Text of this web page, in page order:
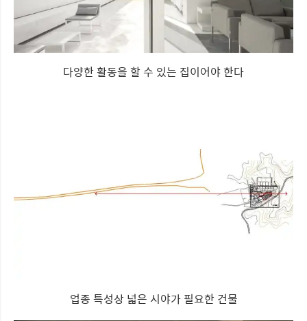
다양한 활동을 할 수 있는 집이어야 한다
업종 특성상 넓은 시야가 필요한 건물